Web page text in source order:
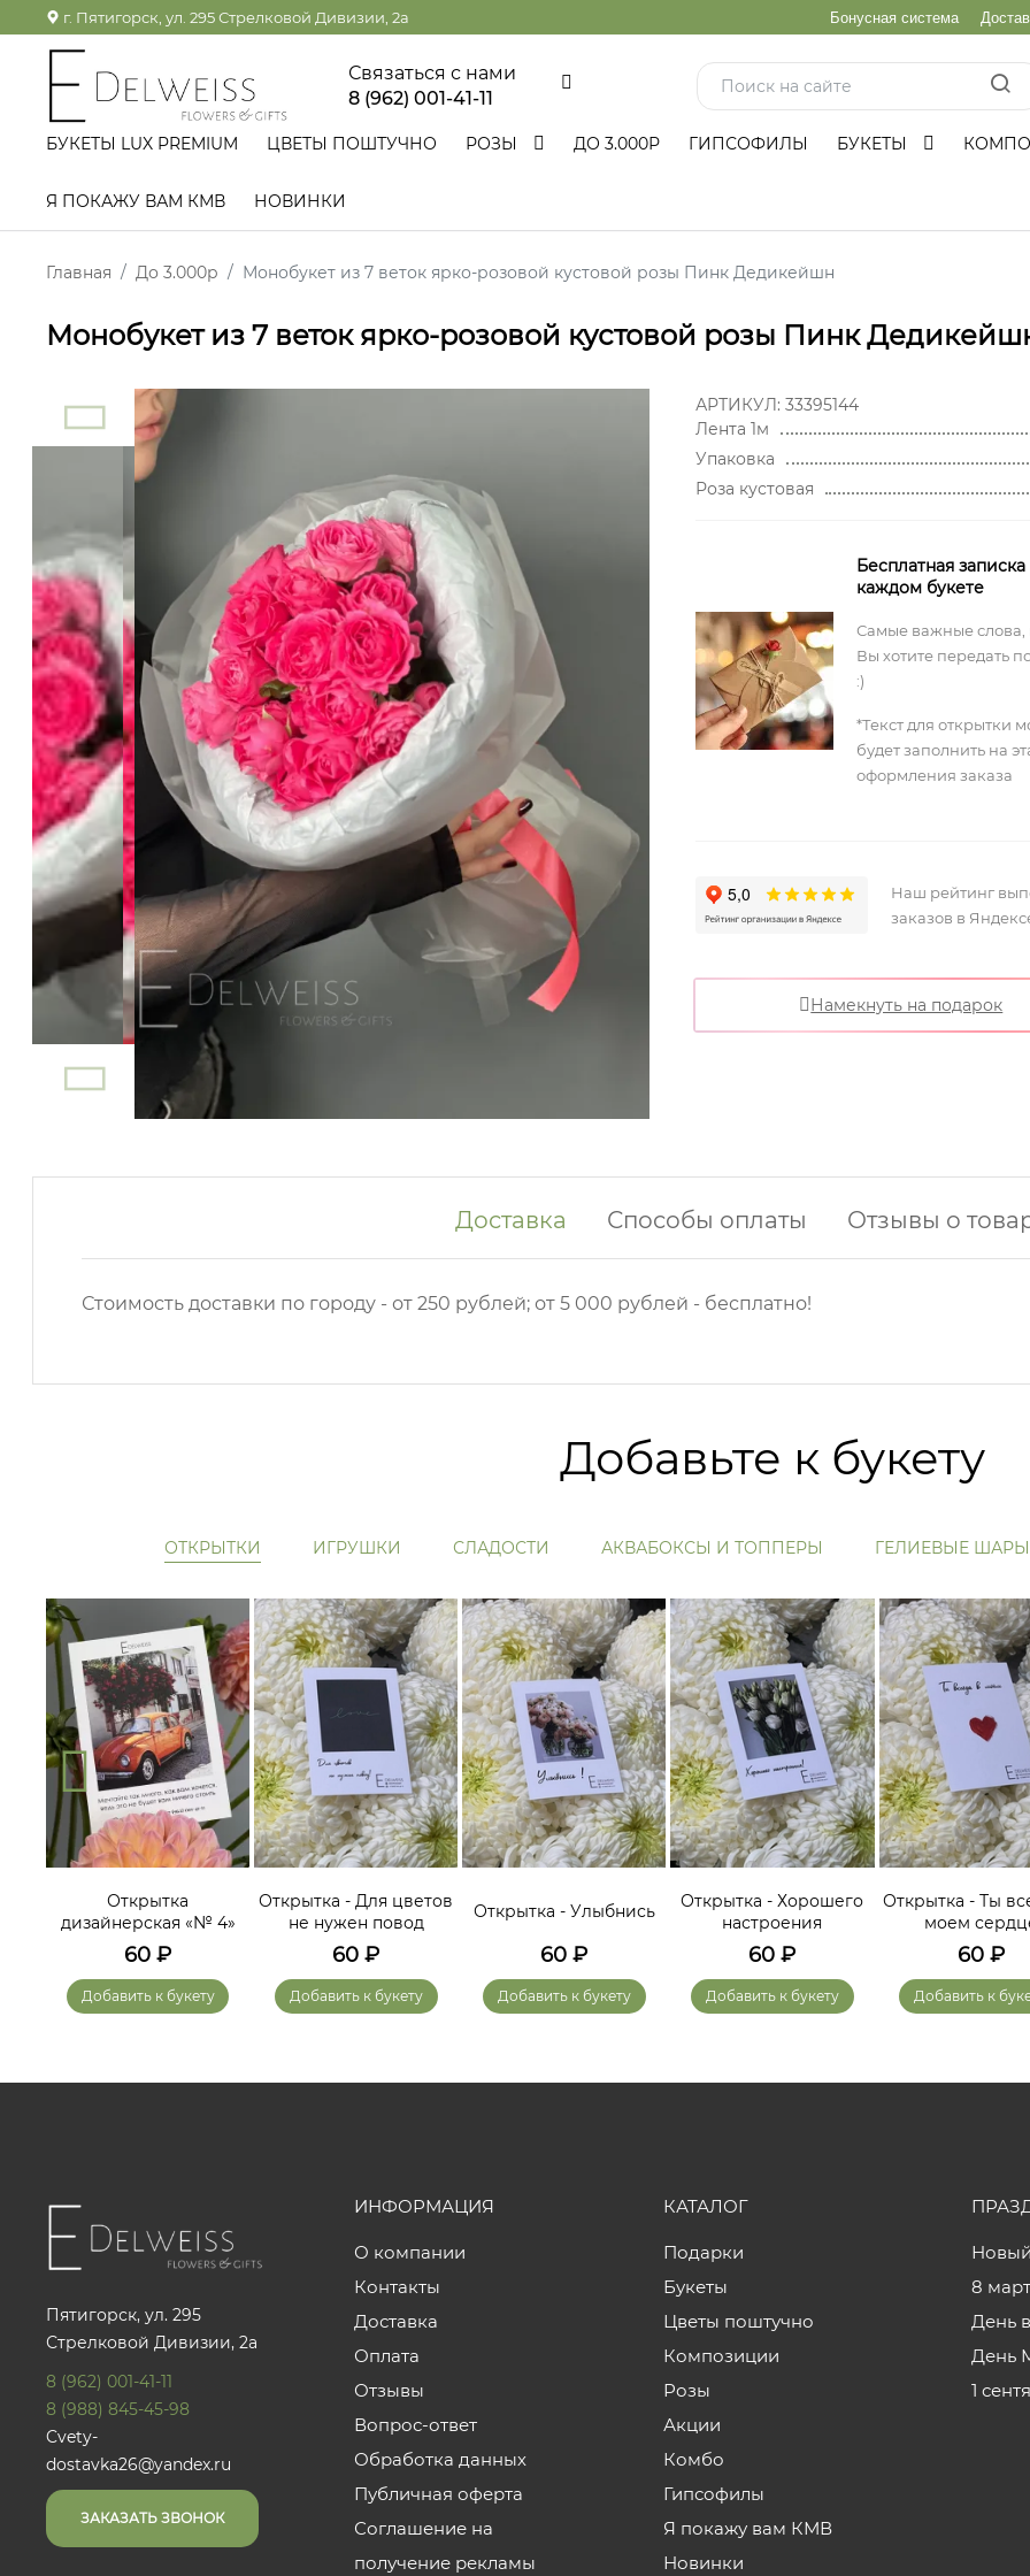
г. Пятигорск, ул. 295 Стрелковой Дивизии, 2а Бонусная система
Связаться с нами
8 (962) 001-41-11
БУКЕТЫ LUX PREMIUM ЦВЕТЫ ПОШТУЧНО РОЗЫ ДО 3.000Р ГИПСОФИЛЫ БУКЕТЫ
Я ПОКАЖУ ВАМ КМВ НОВИНКИ
Главная До 3.000р Монобукет из 7 веток ярко-розовой кустовой розы Пинк Дедикейшн
Монобукет из 7 веток ярко-розовой кустовой розы Пинк
АРТИКУЛ: 33395144
Лента 1м
Упаковка
Роза кустовая
Бесплатная записка
каждом букете
Самые важные слова,
Вы хотите передать
:)
*Текст для открытки
будет заполнить на
оформления заказа
Наш рейтинг
заказов в
Намекнуть на подарок
Доставка Способы оплаты Отзывы о
Стоимость доставки по городу - от 250 рублей; от 5 000 рублей - бесплатно!
Добавьте к букету
ОТКРЫТКИ ИГРУШКИ СЛАДОСТИ АКВАБОКСЫ И ТОППЕРЫ ГЕЛИЕВЫЕ ШАРЫ
Открытка
дизайнерская «№ 4»
60 ₽
Добавить к букету
Открытка - Для цветов
не нужен повод
60 ₽
Добавить к букету
Открытка - Улыбнись
60 ₽
Добавить к букету
Открытка - Хорошего
настроения
60 ₽
Добавить к букету
Открытка - Ты
моем
60₽
Добавить к
Пятигорск, ул. 295
Стрелковой Дивизии, 2а
8 (962) 001-41-11
8 (988) 845-45-98
Cvety-
dostavka26@yandex.ru
ЗАКАЗАТЬ ЗВОНОК
ИНФОРМАЦИЯ
О компании
Контакты
Доставка
Оплата
Отзывы
Вопрос-ответ
Обработка данных
Публичная оферта
Соглашение на
получение рекламы
КАТАЛОГ
Подарки
Букеты
Цветы поштучно
Композиции
Розы
Акции
Комбо
Гипсофилы
Я покажу вам КМВ
Новинки
8
День
День
1